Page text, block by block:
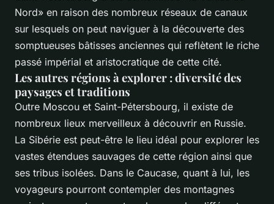
Nord» en raison des nombreux réseaux de canaux
sur lesquels on peut naviguer à la découverte des
somptueuses bâtisses anciennes qui reflètent le riche
passé impérial et aristocratique de cette cité.
Les autres régions à explorer : diversité des
paysages et traditions
Outre Moscou et Saint-Pétersbourg, il existe de
nombreux lieux merveilleux à découvrir en Russie.
La Sibérie est peut-être le lieu idéal pour explorer les
vastes étendues sauvages de cette région ainsi que
ses tribus isolées. Dans le Caucase, quant à lui, les
voyageurs pourront contempler des montagnes